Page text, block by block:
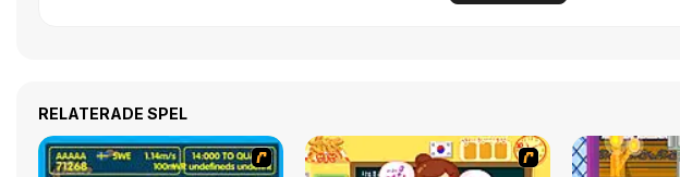
RELATERADE SPEL